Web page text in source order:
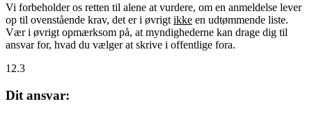
Vi forbeholder os retten til alene at vurdere, om en anmeldelse lever
op til ovenstående krav, det er i øvrigt ikke en udtømmende liste.
Vær i øvrigt opmærksom på, at myndighederne kan drage dig til
ansvar for, hvad du vælger at skrive i offentlige fora.
12.3
Dit ansvar: